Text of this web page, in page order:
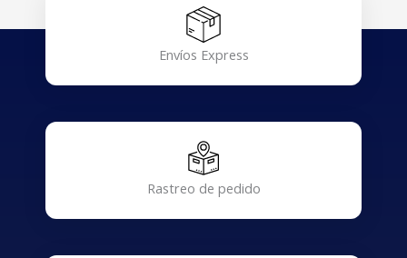
Envíos Express
Rastreo de pedido